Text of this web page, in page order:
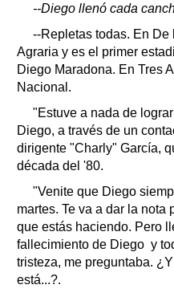
--Diego llenó cada
--Repletas todas. En
Agraria y es el primer
Diego Maradona. En Tres
Nacional.
"Estuve a nada de
Diego, a través de un
dirigente "Charly" García,
década del '80.
"Venite que Diego
martes. Te va a dar la nota
que estás haciendo. Pero
fallecimiento de Diego y
tristeza, me preguntaba.
está...?.